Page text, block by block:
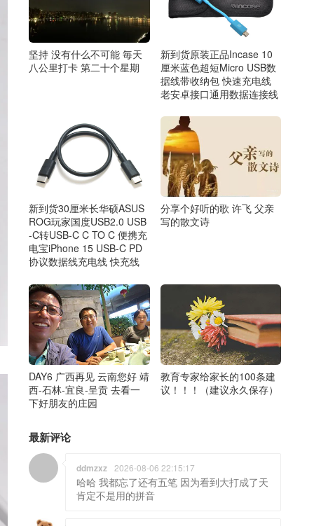
坚持 没有什么不可能 毎天
八公里打卡 第二十个星期
新到货原装正品Incase 10
厘米蓝色超短Micro USB数
据线带收纳包 快速充电线
老安卓接口通用数据连接线
新到货30厘米长华硕ASUS
ROG玩家国度USB2.0 USB
-C转USB-C C TO C 便携充
电宝iPhone 15 USB-C PD
协议数据线充电线 快充线
分享个好听的歌 许飞 父亲
写的散文诗
DAY6 广西再见 云南您好 靖
西-石林-宜良-呈贡 去看一
下好朋友的庄园
教育专家给家长的100条建
议！！！（建议永久保存）
最新评论
ddmzxz 2026-08-06 22:15:17
哈哈 我都忘了还有五笔 因为看到大打成了天
肯定不是用的拼音